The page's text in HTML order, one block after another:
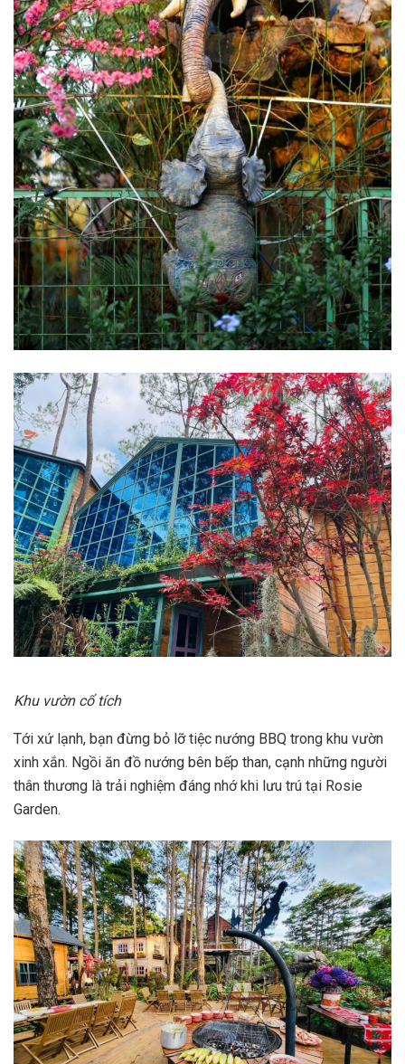
Khu vườn cổ tích
Tới xứ lạnh, bạn đừng bỏ lỡ tiệc nướng BBQ trong khu vườn
xinh xắn. Ngồi ăn đồ nướng bên bếp than, cạnh những người
thân thương là trải nghiệm đáng nhớ khi lưu trú tại Rosie
Garden.